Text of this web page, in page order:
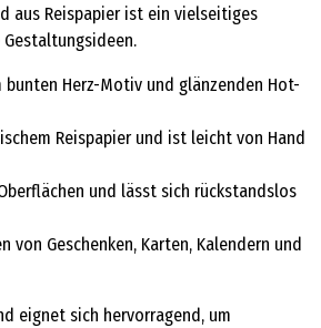
aus Reispapier ist ein vielseitiges
Herz-Motiv und glänzenden Hot-
Reispapier und ist leicht von Hand
und lässt sich rückstandslos
von Geschenken, Karten, Kalendern und
eignet sich hervorragend, um